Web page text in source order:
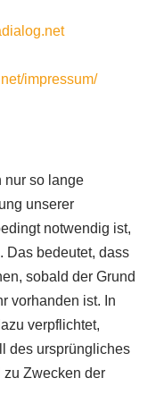
impressum/
nur so lange
unserer
notwendig ist,
Das bedeutet, dass
sobald der Grund
vorhanden ist. In
verpflichtet,
des ursprüngliches
Zwecken der